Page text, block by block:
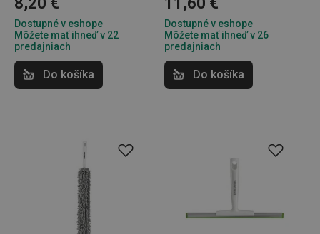
Dostupné v eshope
Môžete mať ihneď v 22
predajniach
Do košíka
Dostupné v eshope
Môžete mať ihneď v 26
predajniach
Do košíka